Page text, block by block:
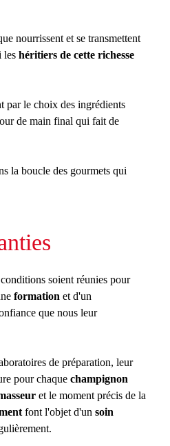
nourrissent et se transmettent
les héritiers de cette richesse
par le choix des ingrédients
de main final qui fait de
la boucle des gourmets qui
soient réunies pour
formation et d'un
que nous leur
de préparation, leur
pour chaque champignon
et le moment précis de la
font l'objet d'un soin